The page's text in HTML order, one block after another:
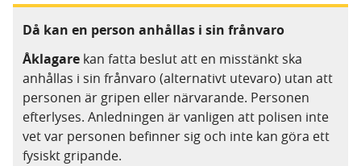
Då kan en person anhållas i sin frånvaro
Åklagare kan fatta beslut att en misstänkt ska
anhållas i sin frånvaro (alternativt utevaro) utan att
personen är gripen eller närvarande. Personen
efterlyses. Anledningen är vanligen att polisen inte
vet var personen befinner sig och inte kan göra ett
fysiskt gripande.